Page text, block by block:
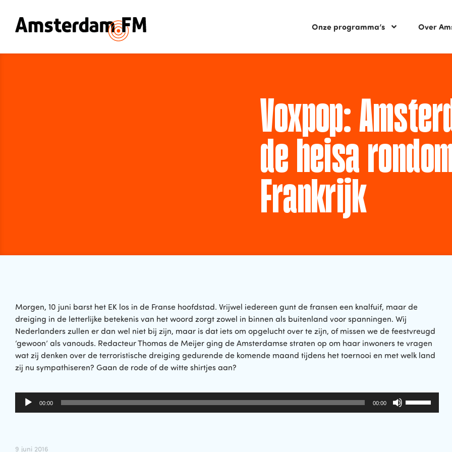
Onze programma’s Over
Voxpop:
de heisa
Frankrijk
Morgen, 10 juni barst het EK los in de Franse hoofdstad. Vrijwel iedereen gunt de fransen een knalfuif, maar de
dreiging in de letterlijke betekenis van het woord zorgt zowel in binnen als buitenland voor spanningen. Wij
Nederlanders zullen er dan wel niet bij zijn, maar is dat iets om opgelucht over te zijn, of missen we de feestvreugd
‘gewoon’ als vanouds. Redacteur Thomas de Meijer ging de Amsterdamse straten op om haar inwoners te vragen
wat zij denken over de terroristische dreiging gedurende de komende maand tijdens het toernooi en met welk land
zij nu sympathiseren? Gaan de rode of de witte shirtjes aan?
Audiospeler
00:00 00:00
9 juni 2016